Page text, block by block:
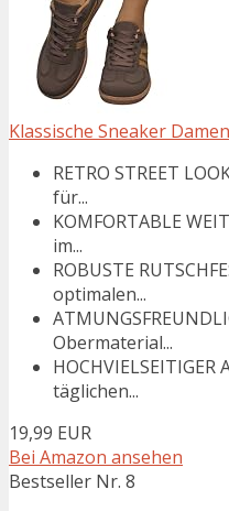
Klassische Sneaker
RETRO STREET
für...
KOMFORTABLE
im...
ROBUSTE
optimalen...
Obermaterial...
täglichen...
19,99 EUR
Bei Amazon ansehen
Bestseller Nr. 8